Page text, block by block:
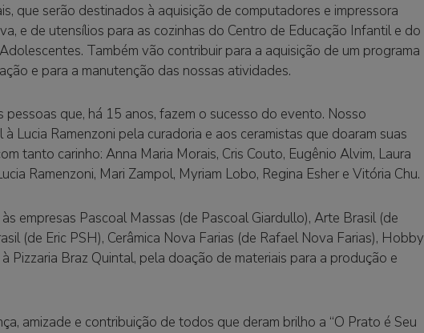
que serão destinados à aquisição de computadores e impressora
e de utensílios para as cozinhas do Centro de Educação Infantil e do
Também vão contribuir para a aquisição de um programa
e para a manutenção das nossas atividades.
pessoas que, há 15 anos, fazem o sucesso do evento. Nosso
Lucia Ramenzoni pela curadoria e aos ceramistas que doaram suas
tanto carinho: Anna Maria Morais, Cris Couto, Eugênio Alvim, Laura
Ramenzoni, Mari Zampol, Myriam Lobo, Regina Esher e Vitória Chu.
empresas Pascoal Massas (de Pascoal Giardullo), Arte Brasil (de
(de Eric PSH), Cerâmica Nova Farias (de Rafael Nova Farias), Hobby
Pizzaria Braz Quintal, pela doação de materiais para a produção e
amizade e contribuição de todos que deram brilho a “O Prato é Seu